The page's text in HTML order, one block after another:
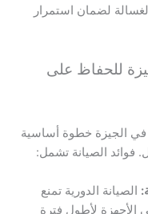
لضمان استمرار
للحفاظ على
في الجيزة خطوة أساسية
فوائد الصيانة تشمل:
الصيانة الدورية تمنع
الأجهزة لأطول فترة